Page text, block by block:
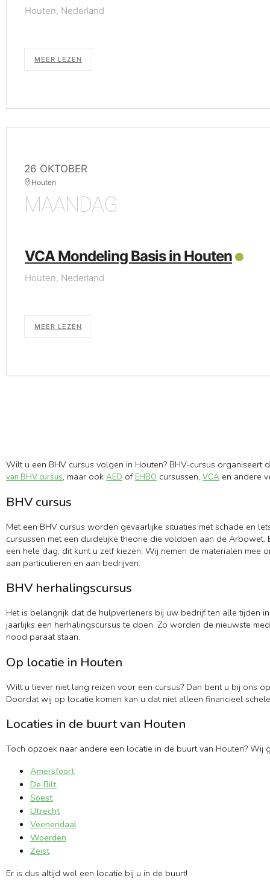
Houten, Nederland
MEER LEZEN
26 OKTOBER
Houten
MAANDAG
VCA Mondeling Basis in Houten
Houten, Nederland
MEER LEZEN
Wilt u een BHV cursus volgen in Houten? BHV-cursus
van BHV cursus, maar ook AED ofEHBO cursussen, VCA en andere
BHV cursus
Met een BHV cursus worden gevaarlijke situaties met schade en
cursussen met een duidelijke theorie die voldoen aan de
een hele dag, dit kunt u zelf kiezen. Wij nemen de materialen
aan particulieren en aan bedrijven.
BHV herhalingscursus
Het is belangrijk dat de hulpverleners bij uw bedrijf ten alle tijden
jaarlijks een herhalingscursus te doen. Zo worden de nieuwste
nood paraat staan.
Op locatie in Houten
Wilt u liever niet lang reizen voor een cursus? Dan bent u bij ons
Doordat wij op locatie komen kan u dat niet alleen financieel
Locaties in de buurt van Houten
Toch opzoek naar andere een locatie in de buurt van Houten? Wij
Amersfoort
De Bilt
Soest
Utrecht
Veenendaal
Woerden
Zeist
Er is dus altijd wel een locatie bij u in de buurt!